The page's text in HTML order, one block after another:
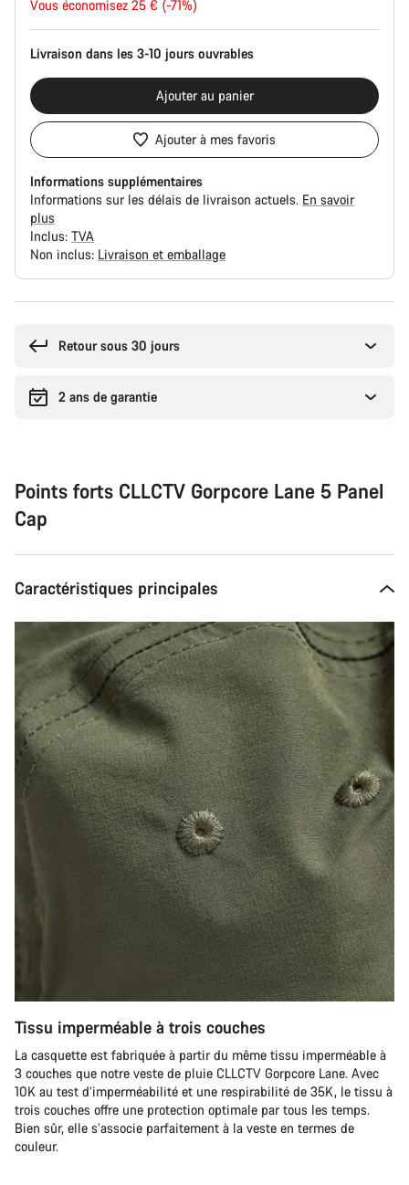
d’origine
Vous économisez 25 € (-71%)
Livraison dans les 3-10 jours ouvrables
Ajouter au panier
Ajouter à mes favoris
Informations supplémentaires
Informations sur les délais de livraison actuels. En savoir
plus
Inclus: TVA
Non inclus: Livraison et emballage
Retour sous 30 jours
2 ans de garantie
Points forts CLLCTV Gorpcore Lane 5 Panel
Cap
Caractéristiques principales
Tissu imperméable à trois couches
La casquette est fabriquée à partir du même tissu imperméable à
3 couches que notre veste de pluie CLLCTV Gorpcore Lane. Avec
10K au test d’imperméabilité et une respirabilité de 35K, le tissu à
trois couches offre une protection optimale par tous les temps.
Bien sûr, elle s’associe parfaitement à la veste en termes de
couleur.